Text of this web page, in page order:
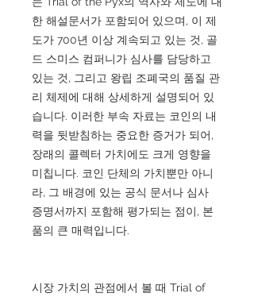
한 해설문서가 포함되어 있으며, 이 제
도가 700년 이상 계속되고 있는 것, 골
드 스미스 컴퍼니가 심사를 담당하고
있는 것, 그리고 왕립 조폐국의 품질 관
리 체제에 대해 상세하게 설명되어 있
습니다. 이러한 부속 자료는 코인의 내
력을 뒷받침하는 중요한 증거가 되어,
장래의 콜렉터 가치에도 크게 영향을
미칩니다. 코인 단체의 가치뿐만 아니
라, 그 배경에 있는 공식 문서나 심사
증명서까지 포함해 평가되는 점이, 본
품의 큰 매력입니다.
시장 가치의 관점에서 볼 때 Trial of